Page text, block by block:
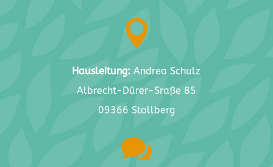

Hausleitung: Andrea Schulz
Albrecht-Dürer-Sraße 85
09366 Stollberg
